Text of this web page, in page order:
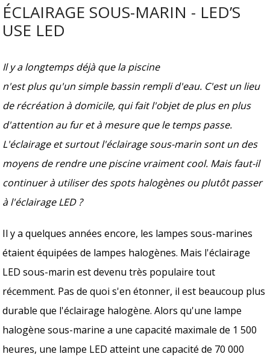
ÉCLAIRAGE SOUS-MARIN - LED’S
USE LED
Il y a longtemps déjà que la piscine
n'est plus qu'un simple bassin rempli d'eau. C'est un lieu
de récréation à domicile, qui fait l'objet de plus en plus
d'attention au fur et à mesure que le temps passe.
L'éclairage et surtout l'éclairage sous-marin sont un des
moyens de rendre une piscine vraiment cool. Mais faut-il
continuer à utiliser des spots halogènes ou plutôt passer
à l'éclairage LED ?
Il y a quelques années encore, les lampes sous-marines
étaient équipées de lampes halogènes. Mais l'éclairage
LED sous-marin est devenu très populaire tout
récemment. Pas de quoi s'en étonner, il est beaucoup plus
durable que l'éclairage halogène. Alors qu'une lampe
halogène sous-marine a une capacité maximale de 1 500
heures, une lampe LED atteint une capacité de 70 000